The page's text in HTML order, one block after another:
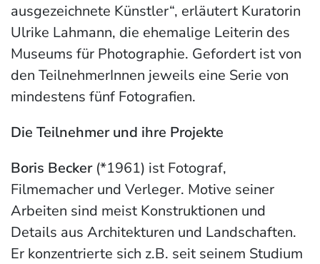
ausgezeichnete Künstler“, erläutert Kuratorin
Ulrike Lahmann, die ehemalige Leiterin des
Museums für Photographie. Gefordert ist von
den TeilnehmerInnen jeweils eine Serie von
mindestens fünf Fotografien.
Die Teilnehmer und ihre Projekte
Boris Becker(*1961) ist Fotograf,
Filmemacher und Verleger. Motive seiner
Arbeiten sind meist Konstruktionen und
Details aus Architekturen und Landschaften.
Er konzentrierte sich z.B. seit seinem Studium